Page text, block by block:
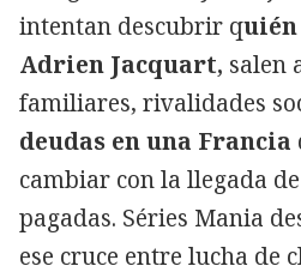
intentan descubrir q
Adrien Jacquart, salen
familiares, rivalidades
deudas en una Francia
cambiar con la llegada de
pagadas. Séries Mania
ese cruce entre lucha de